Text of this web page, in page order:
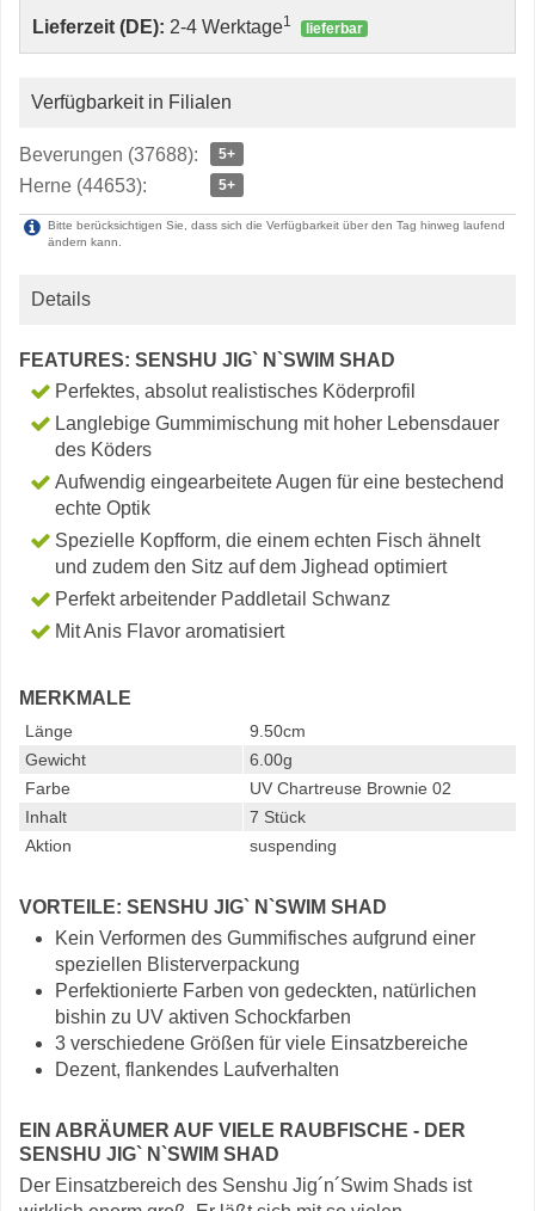
Lieferzeit (DE): 2-4 Werktage1 lieferbar
Verfügbarkeit in Filialen
Beverungen (37688): 5+
Herne (44653): 5+
Bitte berücksichtigen Sie, dass sich die Verfügbarkeit über den Tag hinweg laufend
ändern kann.
Details
FEATURES: SENSHU JIG` N`SWIM SHAD
Perfektes, absolut realistisches Köderprofil
Langlebige Gummimischung mit hoher Lebensdauer
des Köders
Aufwendig eingearbeitete Augen für eine bestechend
echte Optik
Spezielle Kopfform, die einem echten Fisch ähnelt
und zudem den Sitz auf dem Jighead optimiert
Perfekt arbeitender Paddletail Schwanz
Mit Anis Flavor aromatisiert
MERKMALE
Länge
9.50cm
Gewicht
6.00g
Farbe
UV Chartreuse Brownie 02
Inhalt
7 Stück
Aktion
suspending
VORTEILE: SENSHU JIG` N`SWIM SHAD
Kein Verformen des Gummifisches aufgrund einer
speziellen Blisterverpackung
Perfektionierte Farben von gedeckten, natürlichen
bishin zu UV aktiven Schockfarben
3 verschiedene Größen für viele Einsatzbereiche
Dezent, flankendes Laufverhalten
EIN ABRÄUMER AUF VIELE RAUBFISCHE - DER
SENSHU JIG` N`SWIM SHAD
Der Einsatzbereich des Senshu Jig´n´Swim Shads ist